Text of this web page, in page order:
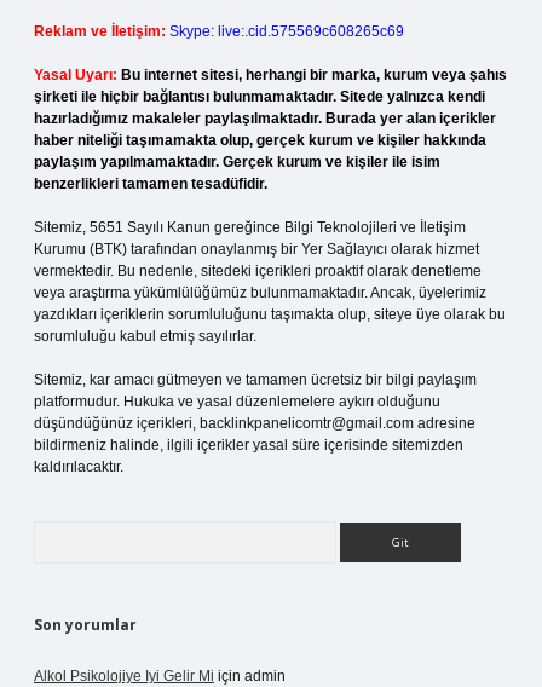
Reklam ve İletişim: Skype: live:.cid.575569c608265c69
Yasal Uyarı: Bu internet sitesi, herhangi bir marka, kurum veya şahıs
şirketi ile hiçbir bağlantısı bulunmamaktadır. Sitede yalnızca kendi
hazırladığımız makaleler paylaşılmaktadır. Burada yer alan içerikler
haber niteliği taşımamakta olup, gerçek kurum ve kişiler hakkında
paylaşım yapılmamaktadır. Gerçek kurum ve kişiler ile isim
benzerlikleri tamamen tesadüfidir.
Sitemiz, 5651 Sayılı Kanun gereğince Bilgi Teknolojileri ve İletişim
Kurumu (BTK) tarafından onaylanmış bir Yer Sağlayıcı olarak hizmet
vermektedir. Bu nedenle, sitedeki içerikleri proaktif olarak denetleme
veya araştırma yükümlülüğümüz bulunmamaktadır. Ancak, üyelerimiz
yazdıkları içeriklerin sorumluluğunu taşımakta olup, siteye üye olarak bu
sorumluluğu kabul etmiş sayılırlar.
Sitemiz, kar amacı gütmeyen ve tamamen ücretsiz bir bilgi paylaşım
platformudur. Hukuka ve yasal düzenlemelere aykırı olduğunu
düşündüğünüz içerikleri, backlinkpanelicomtr@gmail.com adresine
bildirmeniz halinde, ilgili içerikler yasal süre içerisinde sitemizden
kaldırılacaktır.
Son yorumlar
Alkol Psikolojiye Iyi Gelir Mi için admin